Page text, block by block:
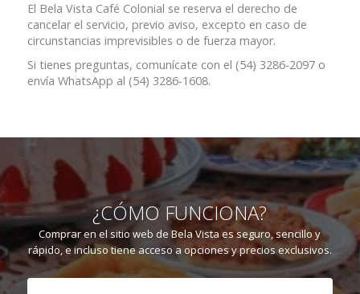
El Bela Vista Café Colonial se reserva el derecho de
cancelar el servicio, previo aviso, excepto en caso de
circunstancias imprevisibles o de fuerza mayor.
Si tienes preguntas, comunícate con el (54) 3286-2097 o
envía WhatsApp al (54) 3286-1608.
¿CÓMO FUNCIONA?
Comprar en el sitio web de Bela Vista es seguro, sencillo y
rápido, e incluso tiene acceso a opciones y precios exclusivos.